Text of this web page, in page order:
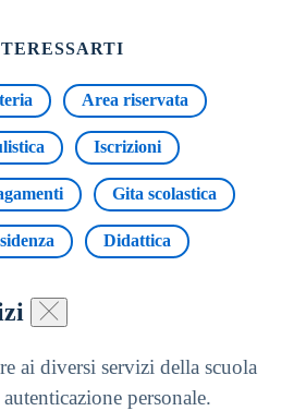
Area riservata
Iscrizioni
Gita scolastica
Didattica
ai diversi servizi della scuola
personale.